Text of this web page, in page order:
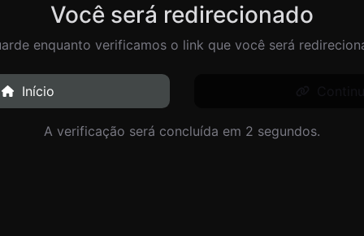
Você será redirecionado
enquanto verificamos o link que você será
Início
A verificação será concluída em 1 segundos.